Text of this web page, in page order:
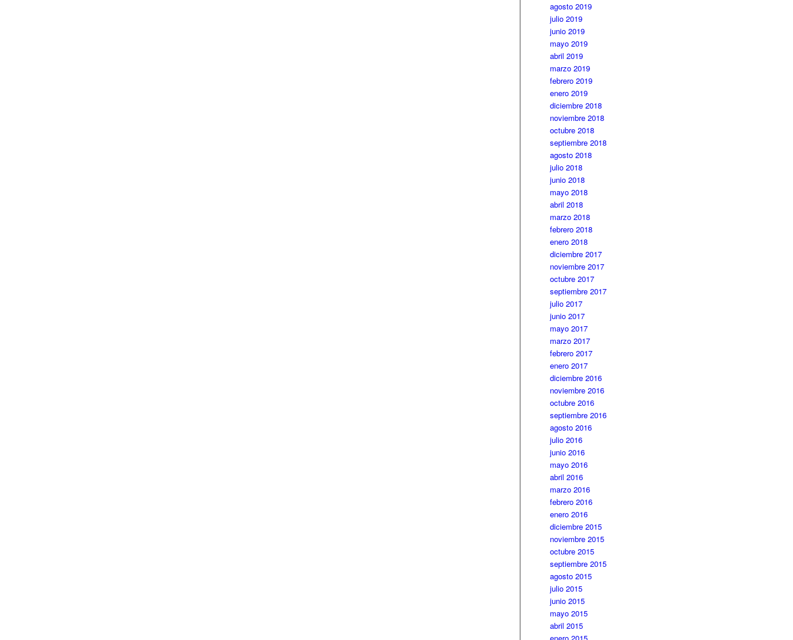
agosto 2019
julio 2019
junio 2019
mayo 2019
abril 2019
marzo 2019
febrero 2019
enero 2019
diciembre 2018
noviembre 2018
octubre 2018
septiembre 2018
agosto 2018
julio 2018
junio 2018
mayo 2018
abril 2018
marzo 2018
febrero 2018
enero 2018
diciembre 2017
noviembre 2017
octubre 2017
septiembre 2017
julio 2017
junio 2017
mayo 2017
marzo 2017
febrero 2017
enero 2017
diciembre 2016
noviembre 2016
octubre 2016
septiembre 2016
agosto 2016
julio 2016
junio 2016
mayo 2016
abril 2016
marzo 2016
febrero 2016
enero 2016
diciembre 2015
noviembre 2015
octubre 2015
septiembre 2015
agosto 2015
julio 2015
junio 2015
mayo 2015
abril 2015